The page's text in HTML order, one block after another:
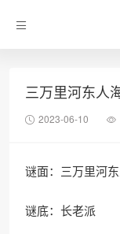
三万里河东人
2023-06-10
谜面：三万里河
谜底：长老派